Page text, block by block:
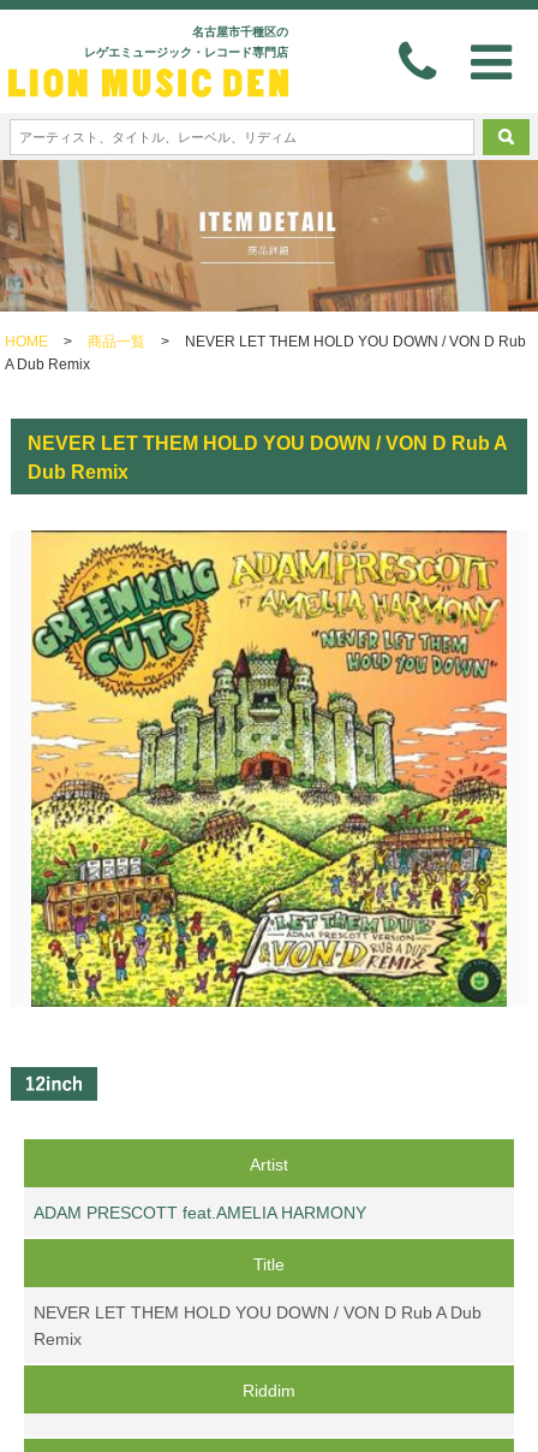
名古屋市千種区の
レゲエミュージック・レコード専門店
HOME > 商品一覧 >
NEVER LET THEM HOLD YOU DOWN / VON D Rub
A Dub Remix
NEVER LET THEM HOLD YOU DOWN / VON D Rub A
Dub Remix
Artist
ADAM PRESCOTT feat.AMELIA HARMONY
Title
NEVER LET THEM HOLD YOU DOWN / VON D Rub A Dub
Remix
Riddim